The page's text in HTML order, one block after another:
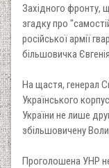
Західного фронту,
згадку про
російської армії
більшовичка
На щастя, генерал
Українського
України не лише
збільшовичену
Проголошена УНР